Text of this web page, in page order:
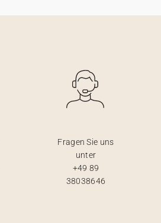
Fragen Sie uns
unter
+49 89
38038646